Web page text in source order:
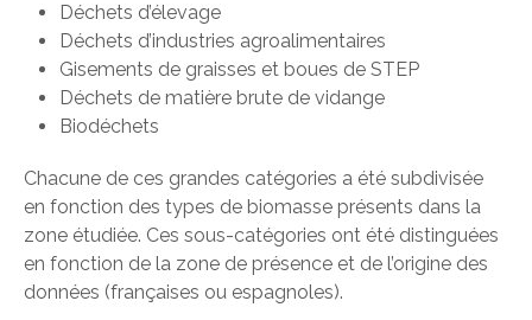
Déchets d’élevage
Déchets d’industries agroalimentaires
Gisements de graisses et boues de STEP
Déchets de matière brute de vidange
Biodéchets
Chacune de ces grandes catégories a été subdivisée
en fonction des types de biomasse présents dans la
zone étudiée. Ces sous-catégories ont été distinguées
en fonction de la zone de présence et de l’origine des
données (françaises ou espagnoles).